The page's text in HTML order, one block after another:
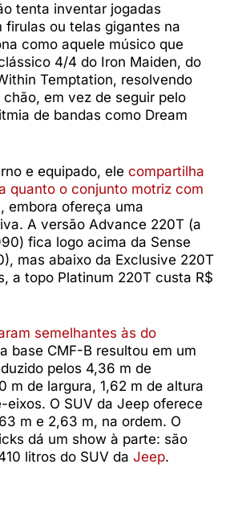
tenta inventar jogadas
firulas ou telas gigantes na
como aquele músico que
4/4 do Iron Maiden, do
Temptation, resolvendo
em vez de seguir pelo
de bandas como Dream
e equipado, ele compartilha
quanto o conjunto motriz com
, embora ofereça uma
A versão Advance 220T (a
fica logo acima da Sense
mas abaixo da Exclusive 220T
a topo Platinum 220T custa R$
semelhantes às do
base CMF-B resultou em um
pelos 4,36 m de
m de largura, 1,62 m de altura
eixos. O SUV da Jeep oferece
m e 2,63 m, na ordem. O
dá um show à parte: são
litros do SUV da Jeep.